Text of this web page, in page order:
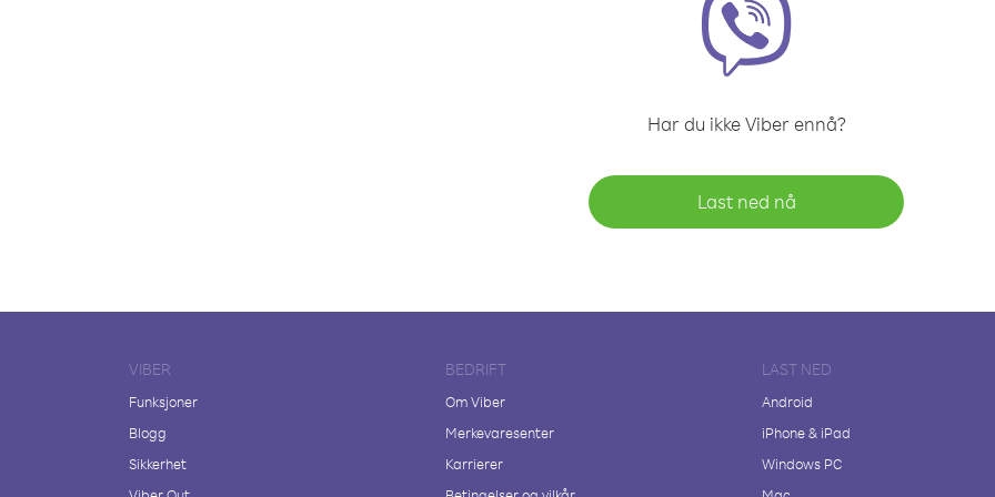
Har du ikke Viber ennå?
Last ned nå
VIBER
Funksjoner
Blogg
Sikkerhet
BEDRIFT
Om Viber
Merkevaresenter
Karrierer
LAST NED
Android
iPhone & iPad
Windows PC